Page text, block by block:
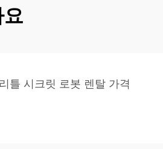
틀 시크릿 로봇 렌탈 가격